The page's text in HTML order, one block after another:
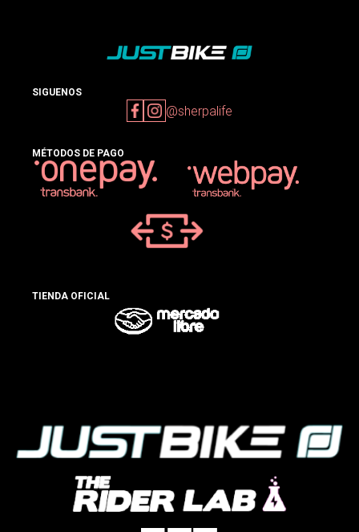
SIGUENOS
@sherpalife
MÉTODOS DE PAGO
TIENDA OFICIAL